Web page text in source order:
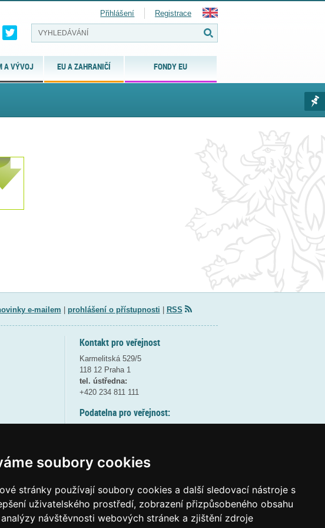
soubory cookies
stránky používají soubory cookies a další sledovací nástroje s
uživatelského prostředí, zobrazení přizpůsobeného obsahu
návštěvnosti webových stránek a zjištění zdroje
A VÝVOJ EU A ZAHRANIČÍ FONDY EU
Přihlášení Registrace
e-mailem prohlášení o přístupnosti RSS
Kontakt pro veřejnost
Karmelitská 529/5
118 12 Praha 1
tel. ústředna:
+420 234 811 111
Podatelna pro veřejnost:
(více informací
Elektronická podatelna:
posta@msmtgov cz